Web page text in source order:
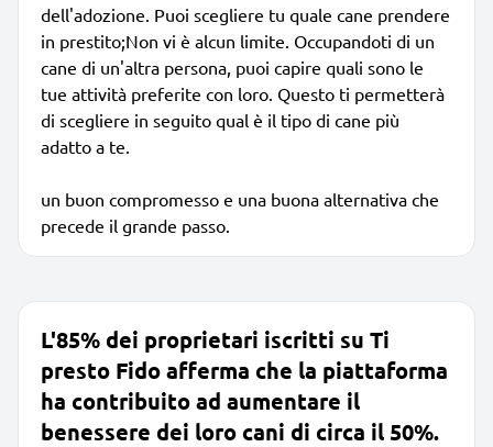
dell'adozione. Puoi scegliere tu quale cane prendere
in prestito;Non vi è alcun limite. Occupandoti di un
cane di un'altra persona, puoi capire quali sono le
tue attività preferite con loro. Questo ti permetterà
di scegliere in seguito qual è il tipo di cane più
adatto a te.
un buon compromesso e una buona alternativa che
precede il grande passo.
L'85% dei proprietari iscritti su Ti
presto Fido afferma che la piattaforma
ha contribuito ad aumentare il
benessere dei loro cani di circa il 50%.